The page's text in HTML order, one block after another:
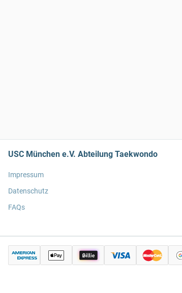
USC München e.V. Abteilung Taekwondo
Impressum
Datenschutz
FAQs